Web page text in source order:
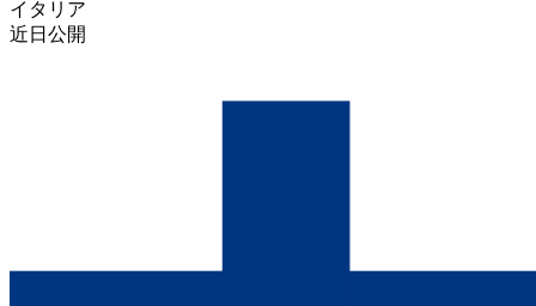
イタリア
近日公開